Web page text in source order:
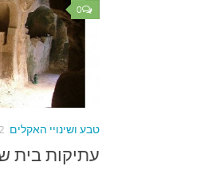
0
טבע ושינויי האקלים 2 בדצמבר, 2015
עתיקות בית